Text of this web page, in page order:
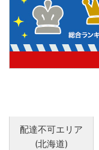
配達不可エリア
(北海道)